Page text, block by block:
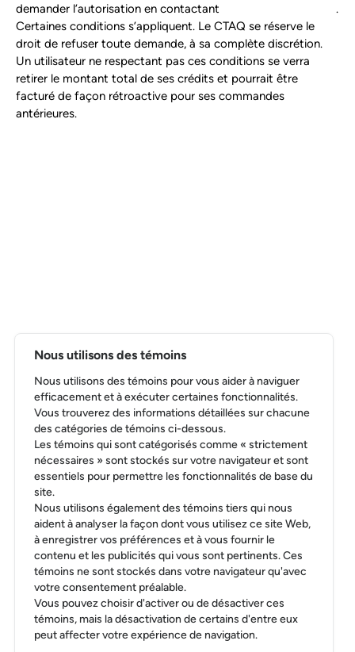
demander l’autorisation en contactant
.
Certaines conditions s’appliquent. Le CTAQ se réserve le
droit de refuser toute demande, à sa complète discrétion.
Un utilisateur ne respectant pas ces conditions se verra
retirer le montant total de ses crédits et pourrait être
facturé de façon rétroactive pour ses commandes
antérieures.
Nous utilisons des témoins
Nous utilisons des témoins pour vous aider à naviguer
efficacement et à exécuter certaines fonctionnalités.
Vous trouverez des informations détaillées sur chacune
des catégories de témoins ci-dessous.
Les témoins qui sont catégorisés comme « strictement
nécessaires » sont stockés sur votre navigateur et sont
essentiels pour permettre les fonctionnalités de base du
site.
Nous utilisons également des témoins tiers qui nous
aident à analyser la façon dont vous utilisez ce site Web,
à enregistrer vos préférences et à vous fournir le
contenu et les publicités qui vous sont pertinents. Ces
témoins ne sont stockés dans votre navigateur qu'avec
votre consentement préalable.
Vous pouvez choisir d'activer ou de désactiver ces
témoins, mais la désactivation de certains d'entre eux
peut affecter votre expérience de navigation.